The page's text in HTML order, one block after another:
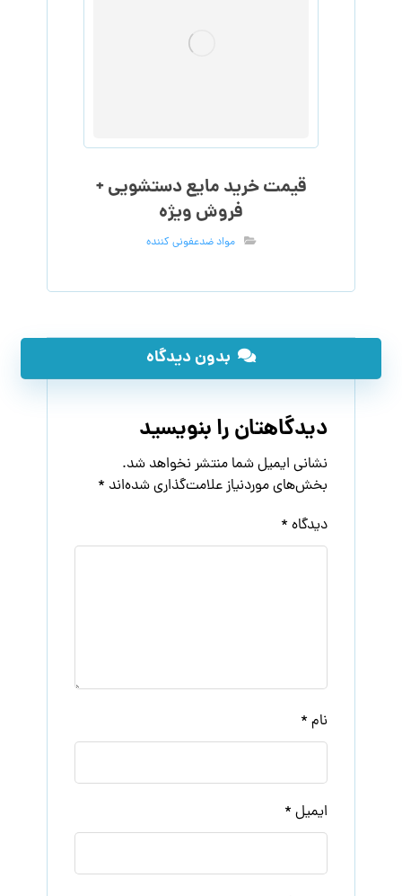
قیمت خرید مایع دستشویی +
فروش ویژه
مواد ضدعفونی کننده
بدون دیدگاه
دیدگاهتان را بنویسید
نشانی ایمیل شما منتشر نخواهد شد.
بخش‌های موردنیاز علامت‌گذاری شده‌اند *
دیدگاه *
نام *
ایمیل *